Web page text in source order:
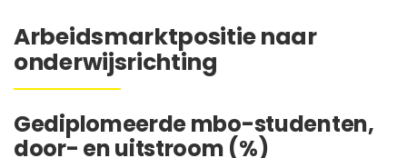
Arbeidsmarktpositie naar
onderwijsrichting
Gediplomeerde mbo-studenten,
door- en uitstroom (%)